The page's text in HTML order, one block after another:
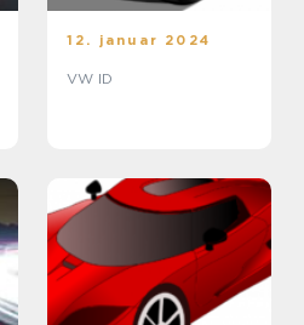
12. januar 2024
VW ID